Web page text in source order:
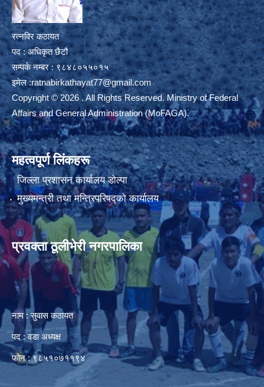
रत्नविर कठायत
पद : अधिकृत छैटौ
सम्पर्क नम्बर : ९८४८०५५०१५
इमेल :ratnabirkathayat77@gmail.com
Copyright © 2026 . All Rights Reserved. Ministry of Federal
Affairs and General Administration (MoFAGA).
महत्वपूर्ण लिंकहरू
जिल्ला प्रशासन कार्यालय डाेल्पा
मुख्यमन्त्री तथा मन्त्रिपरिषद्को कार्यालय
प्रवक्ता ठूलीभेरी नगरपालिका
नाम : सुवास कठायत
पद : वडा अध्यक्ष
फोन : ९८५१०७११९४